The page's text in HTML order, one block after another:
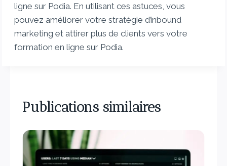
ligne sur Podia. En utilisant ces astuces, vous
pouvez améliorer votre stratégie d’inbound
marketing et attirer plus de clients vers votre
formation en ligne sur Podia.
Publications similaires